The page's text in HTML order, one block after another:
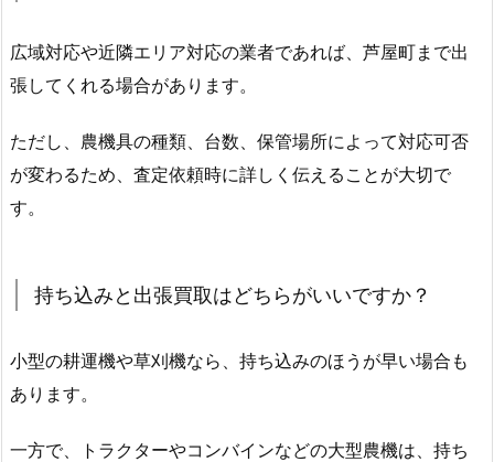
広域対応や近隣エリア対応の業者であれば、芦屋町まで出
張してくれる場合があります。
ただし、農機具の種類、台数、保管場所によって対応可否
が変わるため、査定依頼時に詳しく伝えることが大切で
す。
持ち込みと出張買取はどちらがいいですか？
小型の耕運機や草刈機なら、持ち込みのほうが早い場合も
あります。
一方で、トラクターやコンバインなどの大型農機は、持ち